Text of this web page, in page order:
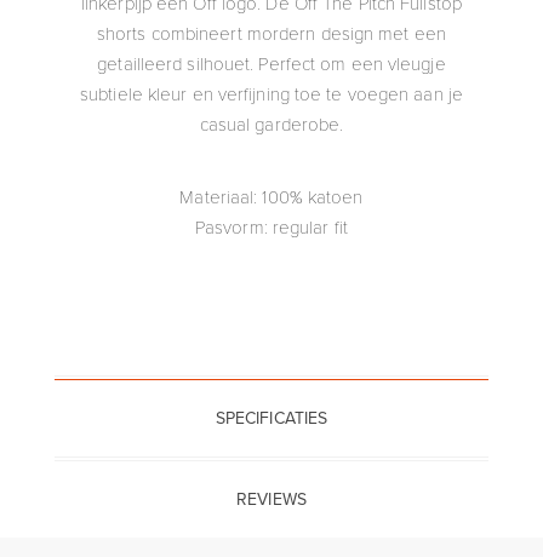
shorts combineert mordern design met een
getailleerd silhouet. Perfect om een vleugje
subtiele kleur en verfijning toe te voegen aan je
casual garderobe.
Materiaal: 100% katoen
Pasvorm: regular fit
SPECIFICATIES
REVIEWS